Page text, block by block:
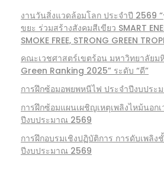
งานวันสิ่งแวดล้อมโลก ประจำปี 2569
ขยะ ร่วมสร้างสังคมสีเขียว SMART
SMOKE FREE, STRONG GREEN
คณะเวชศาสตร์เขตร้อน มหาวิทยาลัยม
Green Ranking 2025” ระดับ “ดี”
การฝึกซ้อมอพยพหนีไฟ ประจำปีงบประ
การฝึกซ้อมแผนเผชิญเหตุเพลิงไหม้นอก
ปีงบประมาณ 2569
การฝึกอบรมเชิงปฏิบัติการ การดับเพลิง
ปีงบประมาณ 2569